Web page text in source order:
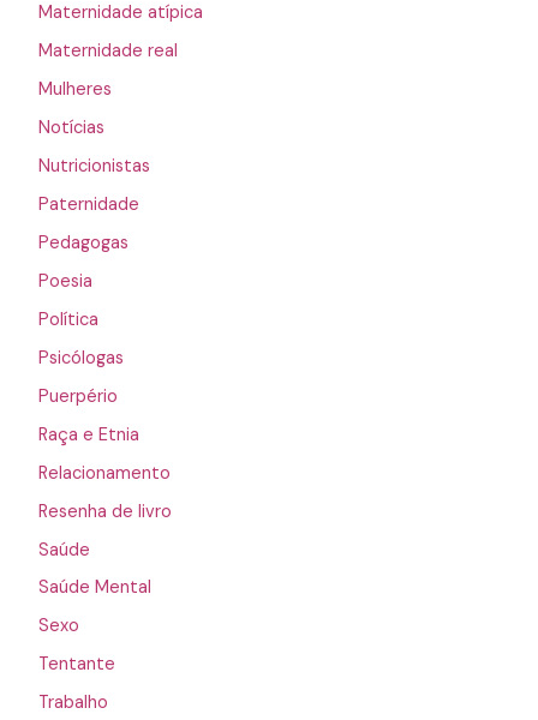
Maternidade atípica
Maternidade real
Mulheres
Notícias
Nutricionistas
Paternidade
Pedagogas
Poesia
Política
Psicólogas
Puerpério
Raça e Etnia
Relacionamento
Resenha de livro
Saúde
Saúde Mental
Sexo
Tentante
Trabalho